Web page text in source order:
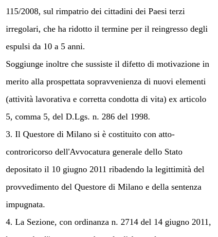
115/2008, sul rimpatrio dei cittadini dei Paesi terzi
irregolari, che ha ridotto il termine per il reingresso degli
espulsi da 10 a 5 anni.
Soggiunge inoltre che sussiste il difetto di motivazione in
merito alla prospettata sopravvenienza di nuovi elementi
(attività lavorativa e corretta condotta di vita) ex articolo
5, comma 5, del D.Lgs. n. 286 del 1998.
3. Il Questore di Milano si è costituito con atto-
controricorso dell'Avvocatura generale dello Stato
depositato il 10 giugno 2011 ribadendo la legittimità del
provvedimento del Questore di Milano e della sentenza
impugnata.
4. La Sezione, con ordinanza n. 2714 del 14 giugno 2011,